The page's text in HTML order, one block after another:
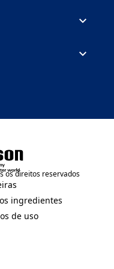
tab)
os direitos reservados
in a new tab)
ingredientes
in a new tab)
de uso
in a new tab)